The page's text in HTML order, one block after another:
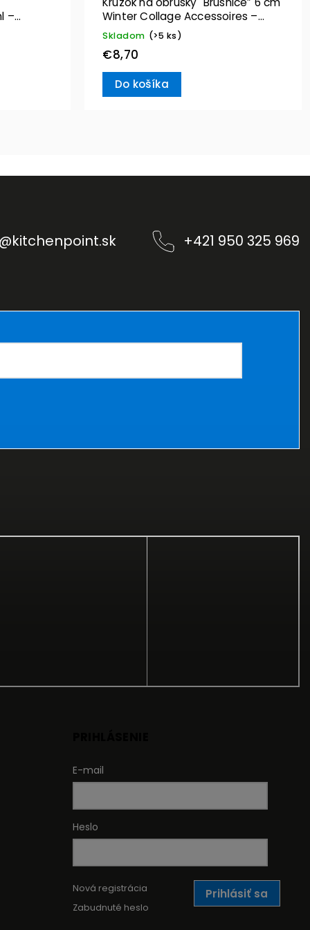
–
Winter Collage Accessoires –
Villeroy & Boch
Skladom (>5 ks)
€8,70
Do košíka
kitchenpoint.sk +421 950 325 969
E-mail
Heslo
Prihlásiť sa
Nová registrácia
Zabudnuté heslo